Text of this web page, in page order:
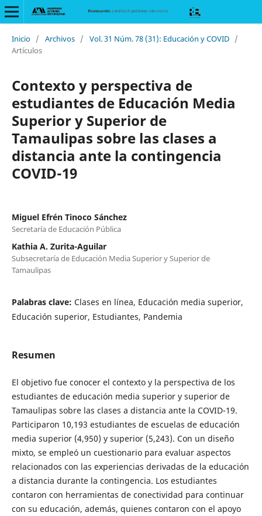
Inicio / Archivos / Vol. 31 Núm. 78 (31): Educación y COVID /
Artículos
Contexto y perspectiva de
estudiantes de Educación Media
Superior y Superior de
Tamaulipas sobre las clases a
distancia ante la contingencia
COVID-19
Miguel Efrén Tinoco Sánchez
Secretaría de Educación Pública
Kathia A. Zurita-Aguilar
Subsecretaría de Educación Media Superior y Superior de
Tamaulipas
Palabras clave: Clases en línea, Educación media superior,
Educación superior, Estudiantes, Pandemia
Resumen
El objetivo fue conocer el contexto y la perspectiva de los
estudiantes de educación media superior y superior de
Tamaulipas sobre las clases a distancia ante la COVID-19.
Participaron 10,193 estudiantes de escuelas de educación
media superior (4,950) y superior (5,243). Con un diseño
mixto, se empleó un cuestionario para evaluar aspectos
relacionados con las experiencias derivadas de la educación
a distancia durante la contingencia. Los estudiantes
contaron con herramientas de conectividad para continuar
con su educación, además, quienes contaron con el apoyo